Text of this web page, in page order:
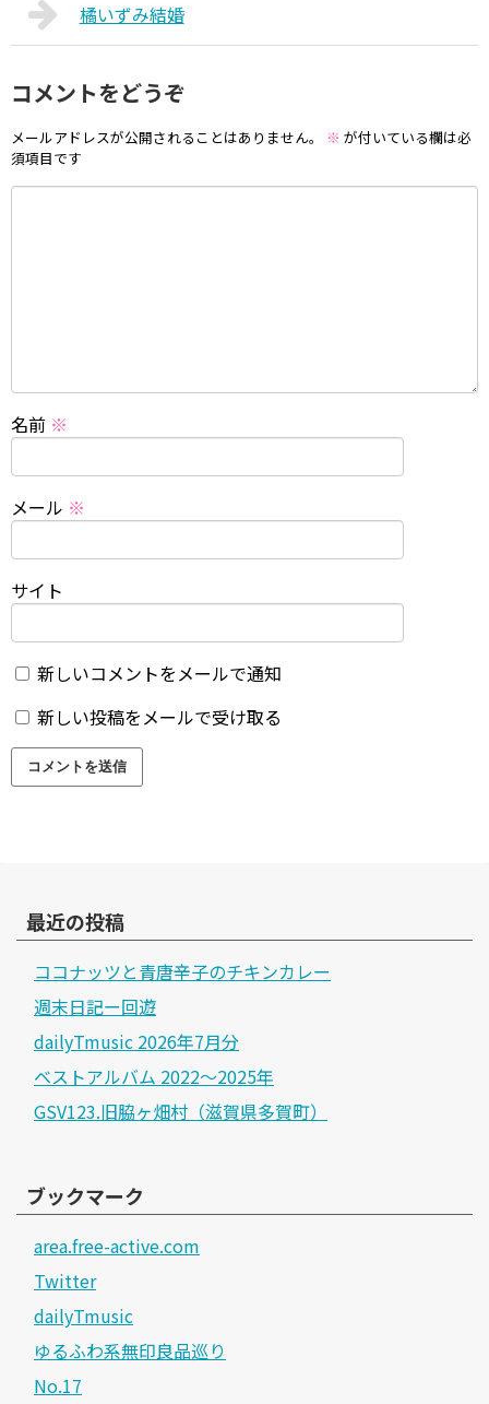
橘いずみ結婚
コメントをどうぞ
メールアドレスが公開されることはありません。 ※ が付いている欄は必
須項目です
名前 ※
メール ※
サイト
新しいコメントをメールで通知
新しい投稿をメールで受け取る
最近の投稿
ココナッツと青唐辛子のチキンカレー
週末日記ー回遊
dailyTmusic 2026年7月分
ベストアルバム 2022～2025年
GSV123.旧脇ヶ畑村（滋賀県多賀町）
ブックマーク
area.free-active.com
Twitter
dailyTmusic
ゆるふわ系無印良品巡り
No.17